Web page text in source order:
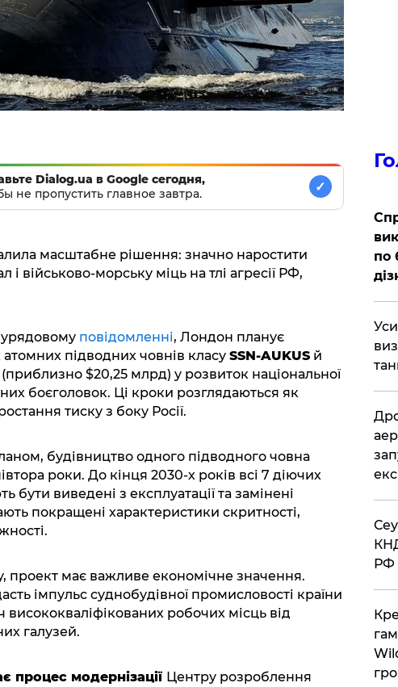
Dialog.ua в Google сегодня,
не пропустить главное завтра.
✓
масштабне рішення: значно наростити
військово-морську міць на тлі агресії РФ,
повідомленні, Лондон планує
підводних човнів класу SSN-AUKUSй
$20,25 млрд) у розвиток національної
боєголовок. Ці кроки розглядаються як
тиску з боку Росії.
будівництво одного підводного човна
роки. До кінця 2030-х років всі 7 діючих
виведені з експлуатації та замінені
покращені характеристики скритності,
проект має важливе економічне значення.
імпульс суднобудівної промисловості країни
висококваліфікованих робочих місць від
галузей.
процес модернізації Центру розроблення
по
РФ